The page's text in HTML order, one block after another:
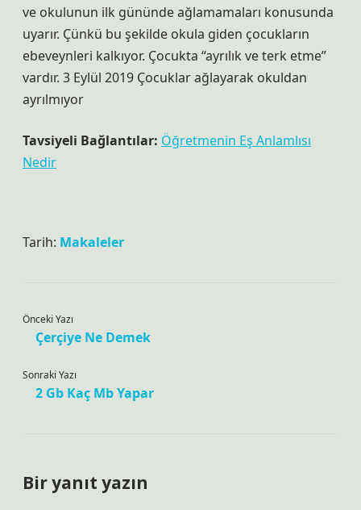
ve okulunun ilk gününde ağlamamaları konusunda
uyarır. Çünkü bu şekilde okula giden çocukların
ebeveynleri kalkıyor. Çocukta “ayrılık ve terk etme”
vardır. 3 Eylül 2019 Çocuklar ağlayarak okuldan
ayrılmıyor
Tavsiyeli Bağlantılar: Öğretmenin Eş Anlamlısı
Nedir
Tarih: Makaleler
Önceki Yazı
Çerçiye Ne Demek
Sonraki Yazı
2 Gb Kaç Mb Yapar
Bir yanıt yazın